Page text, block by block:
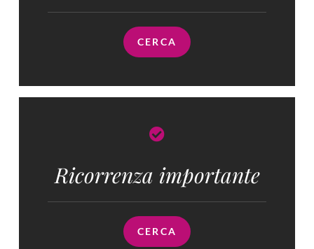
CERCA
Ricorrenza importante
CERCA